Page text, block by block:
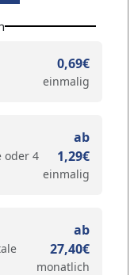
0,69€
einmalig
oder 4
ab
1,29€
einmalig
ab
27,40€
monatlich